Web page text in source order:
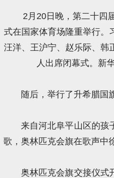
2月20日晚，第二十四
式在国家体育场隆重举行。
汪洋、王沪宁、赵乐际、韩
人出席闭幕式。新
随后，举行了升希腊国
来自河北阜平山区的孩
歌，奥林匹克会旗在歌声中
奥林匹克会旗交接仪式